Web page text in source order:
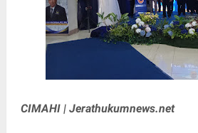
CIMAHI | Jerathukumnews.net